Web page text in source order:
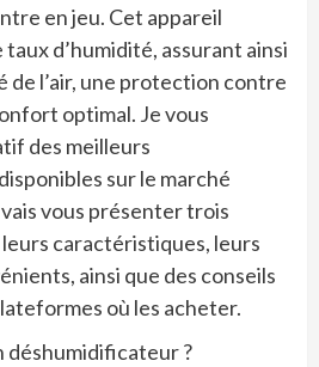
en jeu. Cet appareil
d’humidité, assurant ainsi
de l’air, une protection contre
optimal. Je vous
des meilleurs
sur le marché
vous présenter trois
caractéristiques, leurs
ainsi que des conseils
où les acheter.
déshumidificateur ?